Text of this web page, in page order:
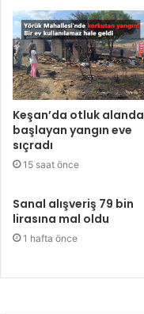
Keşan’da otluk alanda
başlayan yangın eve
sıçradı
15 saat önce
Sanal alışveriş 79 bin
lirasına mal oldu
1 hafta önce